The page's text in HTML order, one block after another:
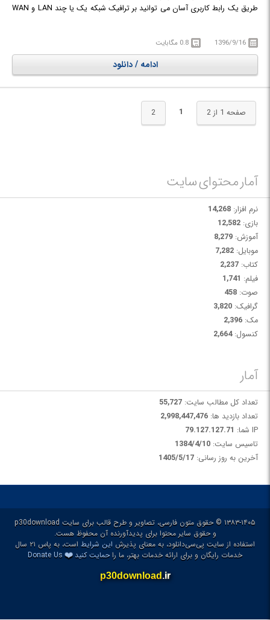
طریق یک رابط کاربری آسان می توانید بر ترافیک شبکه یک یا چند LAN و WAN
بلافاصله نظارت بر ترافیک شبکه های ورودی و خروجی را شروع کرده و گزارشات
دقیقی ارائه می دهد.
1396/9/16 0.8 مگابایت
ادامه / دانلود
صفحه 1 از 2 1
2
آمار محتوای سایت
نرم افزار: 14,268
بازی: 12,582
آموزش: 8,279
موبایل: 7,282
کتاب: 2,237
فیلم: 1,741
صوت: 458
گرافیک: 3,820
مک: 2,396
کنسول:2,664
آمار
تعداد کل مطالب سایت: 55,727
تعداد بازدید ها: 2,998,447,476
IP شما:
79.127.127.71
تاسیس سایت: 1384/4/10
آخرین به روز رسانی: 1405/5/17
۱۳۸۳-۱۴۰۵ © حقوق متون فارسی، تصاویر و طرح قالب برای سایت p30download
و حقوق سایر محتوا برای پدیدآورنده آن محفوظ هست.
استفاده از سایت پی‌سی‌دانلود، به معنای پذیرش این شرایط
است، به پاس ۲۱ سال
خدمات رایگان و برای ارائه خدمات بهتر، ما راحمایت کنید❤️
Donate Us
p30download